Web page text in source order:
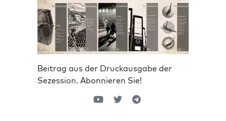
Beitrag aus der Druckausgabe der
Sezession. Abonnieren Sie!